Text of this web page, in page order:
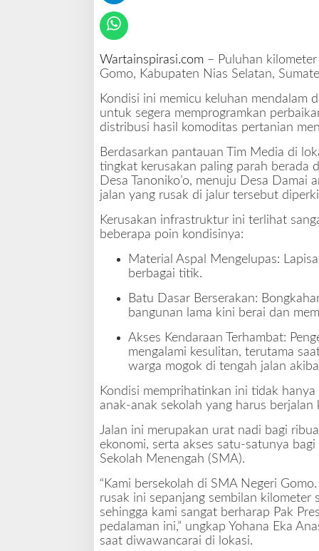
P
e
d
l
a
m
a
N
i
e
l
t
a
n
Wartainspirasi.com– Puluhan kilometer
Gomo, Kabupaten Nias Selatan,
Kondisi ini memicu keluhan mendalam
untuk segera memprogramkan
distribusi hasil komoditas pertanian
Berdasarkan pantauan Tim Media di
tingkat kerusakan paling parah berada
Desa Tanoniko’o, menuju Desa Damai
jalan yang rusak di jalur tersebut
Kerusakan infrastruktur ini terlihat
beberapa poin kondisinya:
Material Aspal Mengelupas:
berbagai titik.
Batu Dasar Berserakan:
bangunan lama kini berai dan
Akses Kendaraan Terhambat:
mengalami kesulitan, terutama
warga mogok di tengah jalan
Kondisi memprihatinkan ini tidak
anak-anak sekolah yang harus berjalan
Jalan ini merupakan urat nadi bagi
ekonomi, serta akses satu-satunya
Sekolah Menengah (SMA).
“Kami bersekolah di SMA Negeri
rusak ini sepanjang sembilan
sehingga kami sangat berharap Pak
pedalaman ini,” ungkap Yohana Eka
saat diwawancarai di lokasi.